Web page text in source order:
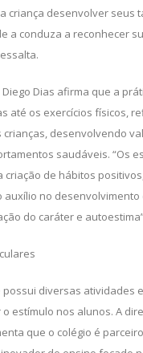
criança desenvolver seus
a conduza a reconhecer
Dias afirma que a
até os exercícios físicos,
desenvolvendo
saudáveis. “Os
de hábitos
auxílio no
do caráter e
possui diversas atividades
estímulo nos alunos. A
que o colégio é